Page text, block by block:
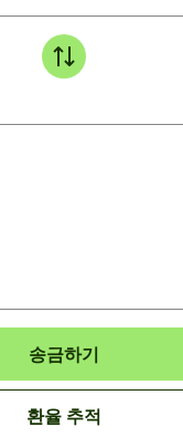
송금하기
환율 추적